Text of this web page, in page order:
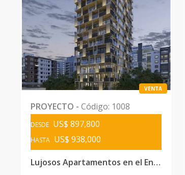
VENTA
PROYECTO - Código: 1008
DESDE US$ 897,800
HASTA US$ 938,000
Lujosos Apartamentos en el Ensanche Naco